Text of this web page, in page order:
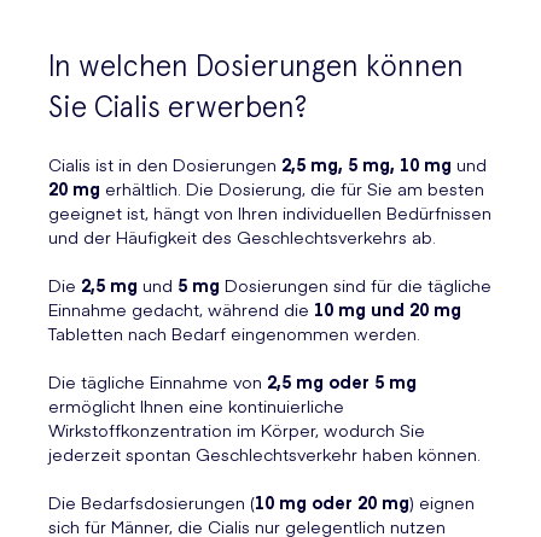
In welchen Dosierungen können
Sie Cialis erwerben?
Cialis ist in den Dosierungen 2,5 mg, 5 mg, 10 mg und
20 mg erhältlich. Die Dosierung, die für Sie am besten
geeignet ist, hängt von Ihren individuellen Bedürfnissen
und der Häufigkeit des Geschlechtsverkehrs ab.
Die 2,5 mg und 5 mg Dosierungen sind für die tägliche
Einnahme gedacht, während die 10 mg und 20 mg
Tabletten nach Bedarf eingenommen werden.
Die tägliche Einnahme von 2,5 mg oder 5 mg
ermöglicht Ihnen eine kontinuierliche
Wirkstoffkonzentration im Körper, wodurch Sie
jederzeit spontan Geschlechtsverkehr haben können.
Die Bedarfsdosierungen (10 mg oder 20 mg) eignen
sich für Männer, die Cialis nur gelegentlich nutzen